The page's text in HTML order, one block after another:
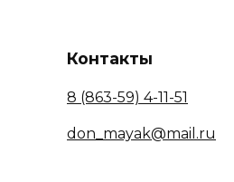
Контакты
8 (863-59) 4-11-51
don_mayak@mail.ru